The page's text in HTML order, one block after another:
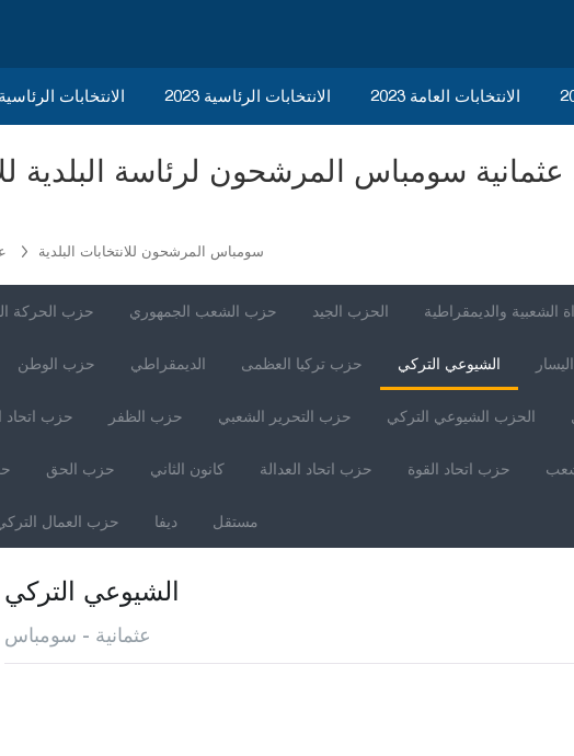
2023 الانتخابات الانتخابات الرئاسية 2023 الانتخابات العامة 2023
سومباس المرشحون للانتخابات البلدية
حزب الحركة حزب الشعب الجمهوري الحزب الجيد الشعبية والديمقراطية
حزب الوطن الديمقراطي حزب تركيا العظمى الشيوعي التركي
حزب اتحاد حزب الظفر حزب التحرير الشعبي الحزب الشيوعي التركي
حزب الحق كانون الثاني حزب اتحاد العدالة حزب اتحاد القوة
حزب العمال ديفا مستقل
الشيوعي التركي
عثمانية - سومباس